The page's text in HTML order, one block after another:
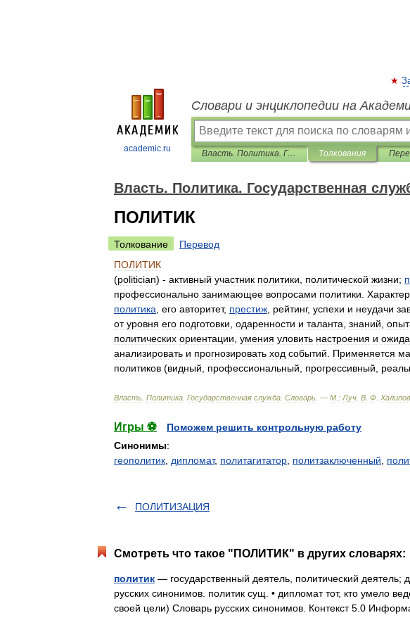
academic.ru
Словари и энциклопедии на
Власть. Политика. Государственная служба. Словарь Толкования
Власть. Политика. Государственная
ПОЛИТИК
Толкование
Перевод
ПОЛИТИК
(politician) - активный участник политики политической жизни;
профессионально занимающее вопросами политики Характер
политика его авторитет, престиж рейтинг, успехи и неудачи
от уровня его подготовки одаренности и таланта знаний
политических ориентации умения уловить настроения и
анализировать и прогнозировать ход событий Применяется
политиков (видный профессиональный прогрессивный
Власть Политика Государственная служба Словарь . — М : Луч В Ф Халипов
Игры ⚽
Поможем решить контрольную работу
Синонимы:
геополитик дипломат, политагитатор политзаключенный
ПОЛИТИЗАЦИЯ
Смотреть что такое "ПОЛИТИК" в других словарях:
политик — государственный деятель, политический деятель;
русских синонимов. политик сущ. • дипломат тот, кто умело
своей цели) Словарь русских синонимов. Контекст 5.0